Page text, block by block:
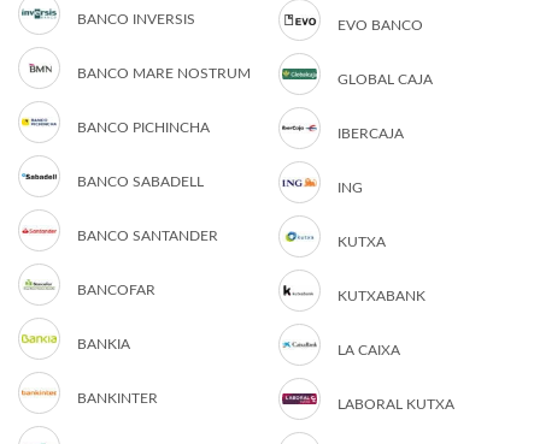
BANCO INVERSIS
BANCO MARE NOSTRUM
BANCO PICHINCHA
BANCO SABADELL
BANCO SANTANDER
BANCOFAR
BANKIA
BANKINTER
EVO BANCO
GLOBAL CAJA
IBERCAJA
ING
KUTXA
KUTXABANK
LA CAIXA
LABORAL KUTXA